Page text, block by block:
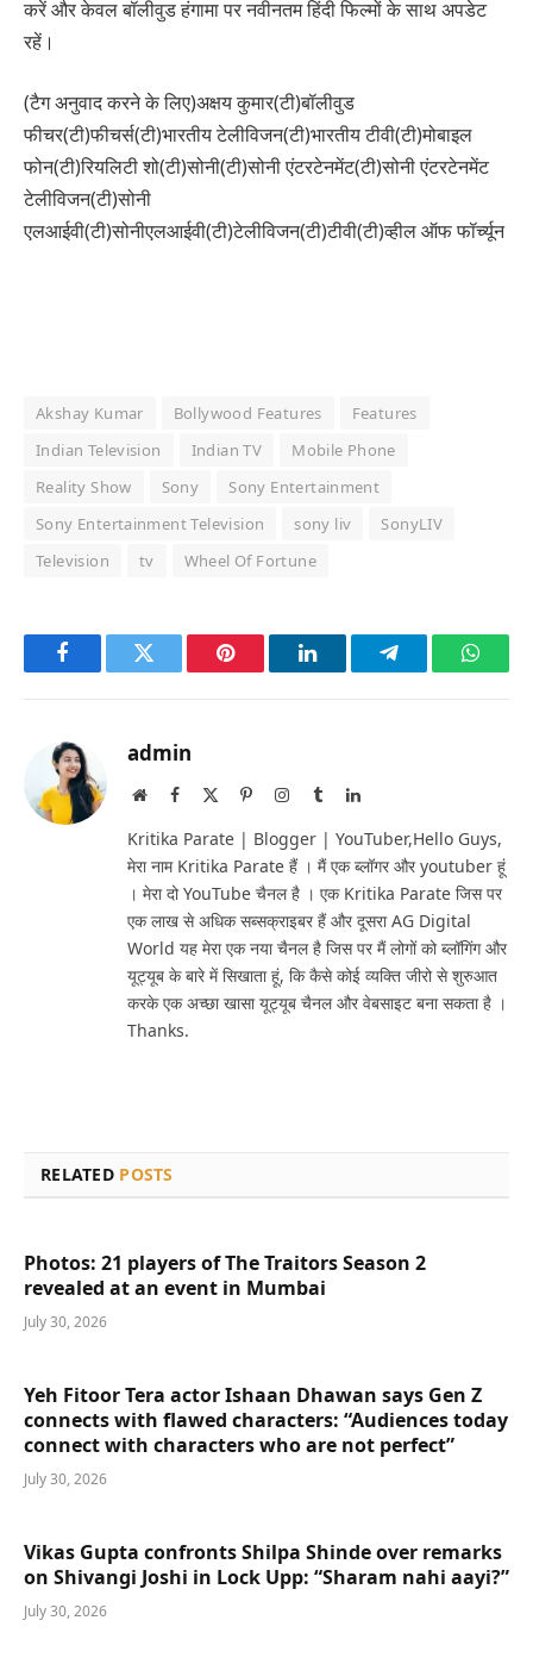
करें और केवल बॉलीवुड हंगामा पर नवीनतम हिंदी फिल्मों के साथ अपडेट
रहें।
(टैग अनुवाद करने के लिए)अक्षय कुमार(टी)बॉलीवुड
फीचर(टी)फीचर्स(टी)भारतीय टेलीविजन(टी)भारतीय टीवी(टी)मोबाइल
फोन(टी)रियलिटी शो(टी)सोनी(टी)सोनी एंटरटेनमेंट(टी)सोनी एंटरटेनमेंट
टेलीविजन(टी)सोनी
एलआईवी(टी)सोनीएलआईवी(टी)टेलीविजन(टी)टीवी(टी)व्हील ऑफ फॉर्च्यून
Akshay Kumar Bollywood Features
Features
Indian Television
Indian TV
Mobile Phone
Reality Show
Sony
Sony Entertainment
Sony Entertainment Television
sony liv
SonyLIV
Television
tv Wheel Of Fortune
FacebookTwitter Pinterest LinkedInTelegram
admin
WebsiteFacebook PinterestInstagram
TumblrLinkedIn
Kritika Parate | Blogger | YouTuber,Hello Guys,
मेरा नाम Kritika Parate हैं । मैं एक ब्लॉगर और youtuber हूं
। मेरा दो YouTube चैनल है । एक Kritika Parate जिस पर
एक लाख से अधिक सब्सक्राइबर हैं और दूसरा AG Digital
World यह मेरा एक नया चैनल है जिस पर मैं लोगों को ब्लॉगिंग और
यूट्यूब के बारे में सिखाता हूं, कि कैसे कोई व्यक्ति जीरो से शुरुआत
करके एक अच्छा खासा यूट्यूब चैनल और वेबसाइट बना सकता है ।
Thanks.
RELATED POSTS
Photos: 21 players of The Traitors Season 2
revealed at an event in Mumbai
July 30, 2026
Yeh Fitoor Tera actor Ishaan Dhawan says Gen Z
connects with flawed characters: “Audiences today
connect with characters who are not perfect”
July 30, 2026
Vikas Gupta confronts Shilpa Shinde over remarks
on Shivangi Joshi in Lock Upp: “Sharam nahi aayi?”
July 30, 2026